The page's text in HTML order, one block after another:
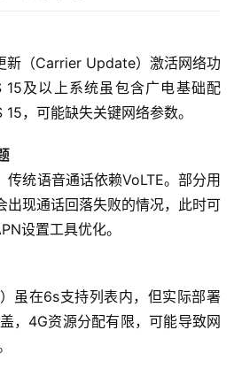
新（Carrier Update）激活网络功
及以上系统虽包含广电基础配
，可能缺失关键网络参数。
统语音通话依赖VoLTE。部分用
出现通话回落失败的情况，此时可
设置工具优化。
虽在6s支持列表内，但实际部署
，4G资源分配有限，可能导致网